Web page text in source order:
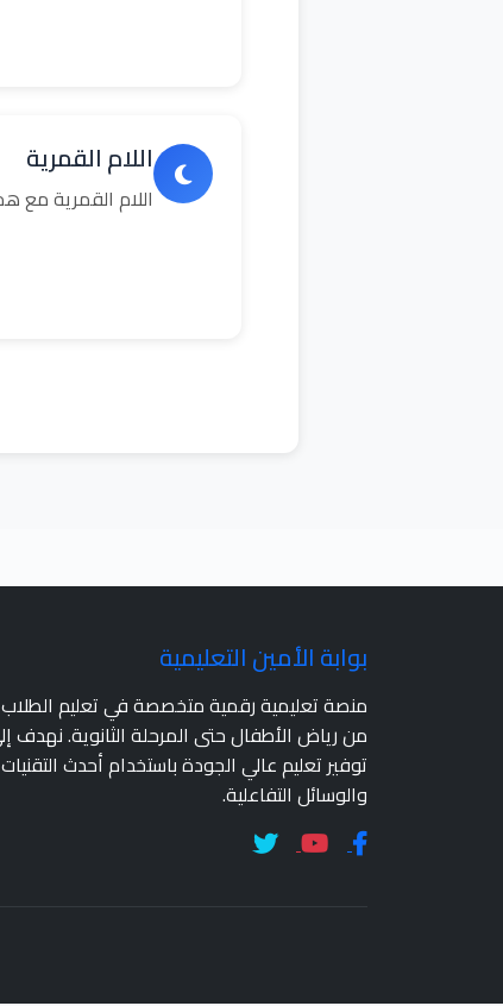
اللام القمرية
اللام القمرية
بوابة الأمين التعليمية
منصة تعليمية رقمية متخصصة في تعليم
من رياض الأطفال حتى المرحلة الثانوية. نهدف
توفير تعليم عالي الجودة باستخدام أحدث التقنيات
والوسائل التفاعلية.